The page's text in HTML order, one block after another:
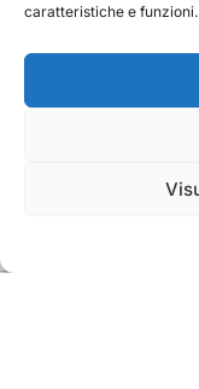
caratteristiche e funzioni.
Dal 2014